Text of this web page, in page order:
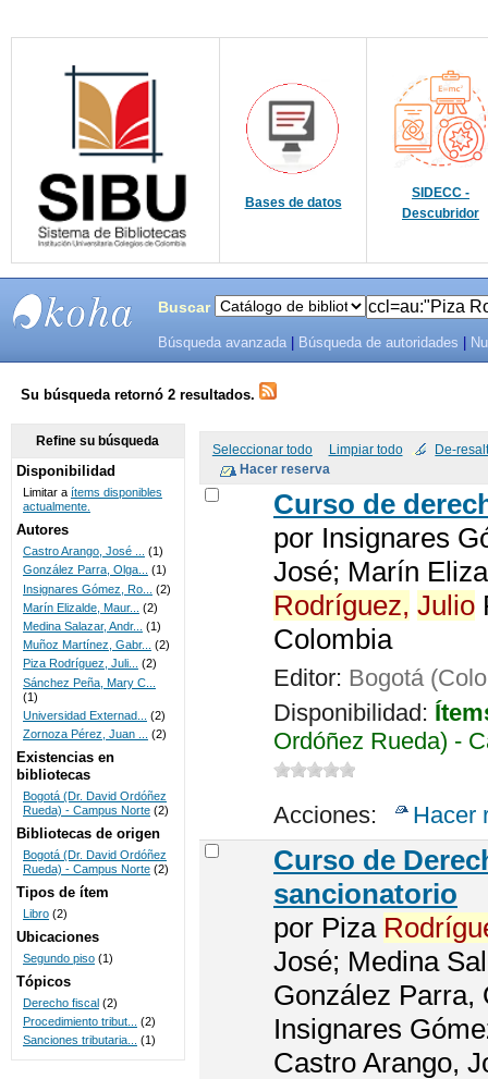
Bases de datos
SIDECC -
Descubridor
SISTEMAS
DE
BIBLIOTECAS
UNICOC
Buscar
Búsqueda avanzada Búsqueda de autoridades
Su búsqueda retornó 2 resultados.
Seleccionar todo Limpiar todo De-
Curso de
por Insignares
José; Marín
Rodríguez, Julio
Colombia
Editor: Bogotá
Disponibilidad:
Ordóñez Rueda) -
Acciones: Hacer
Curso de
sancionatorio
por Piza
José; Medina
González Parra,
Insignares
Castro Arango,
Refine su búsqueda
Disponibilidad
Limitar a ítems disponibles
actualmente.
Autores
Castro Arango, José ...
(1)
González Parra, Olga... (1)
Insignares Gómez, Ro...
(2)
Marín Elizalde, Maur...
(2)
Medina Salazar, Andr...
(1)
Muñoz Martínez, Gabr...
(2)
Piza Rodríguez, Juli...
(2)
Sánchez Peña, Mary C...
(1)
Universidad Externad...
(2)
Zornoza Pérez, Juan ...
(2)
Existencias en
bibliotecas
Bogotá (Dr. David Ordóñez
Rueda) - Campus Norte (2)
Bibliotecas de origen
Bogotá (Dr. David Ordóñez
Rueda) - Campus Norte (2)
Tipos de ítem
Libro (2)
Ubicaciones
Segundo piso (1)
Tópicos
Derecho fiscal (2)
Procedimiento tribut...
(2)
Sanciones tributaria...
(1)